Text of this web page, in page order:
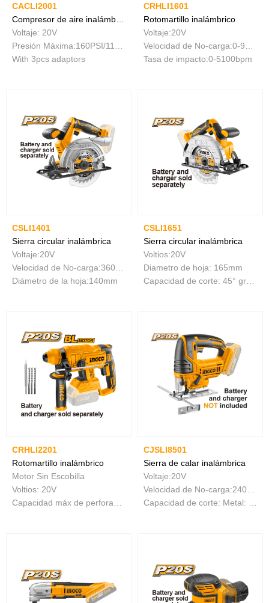
CACLI2001
Voltaje: 20V
With 3pcs adaptors
CRHLI1601
Rotomartillo inalámbrico
Voltaje:20V
Tasa de impacto:0-5100bpm
CSLI1401
Sierra circular inalámbrica
Voltaje:20V
Diámetro de la hoja:140mm
CSLI1651
Sierra circular inalámbrica
Voltios:20V
Diametro de hoja: 165mm
CRHLI2201
Rotomartillo inalámbrico
Motor Sin Escobilla
Voltios: 20V
CJSLI8501
Sierra de calar inalámbrica
Voltaje:20V